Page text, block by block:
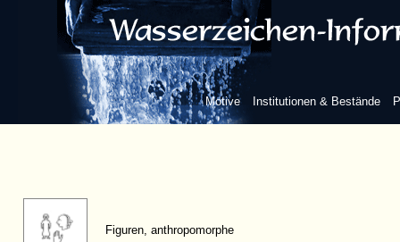
Motive Institutionen & Bestände
Figuren, anthropomorphe